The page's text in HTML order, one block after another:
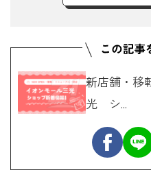
新店舗・移
光 シ...